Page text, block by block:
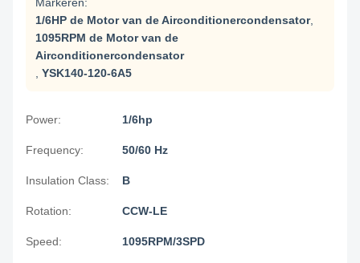
1/6HP de Motor van de Airconditionercondensator,
1095RPM de Motor van de
Airconditionercondensator
YSK140-120-6A5
Power: 1/6hp
Frequency: 50/60 Hz
Insulation Class: B
Rotation: CCW-LE
Speed: 1095RPM/3SPD